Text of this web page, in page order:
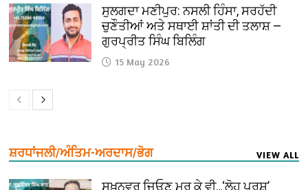
ਸੁਲਗਦਾ ਮਣੀਪੁਰ: ਨਸਲੀ ਹਿੰਸਾ, ਸਰਹੱਦੀ
ਚੁਣੌਤੀਆਂ ਅਤੇ ਸਥਾਈ ਸ਼ਾਂਤੀ ਦੀ ਤਲਾਸ਼ —
ਗੁਰਪ੍ਰੀਤ ਸਿੰਘ ਬਿਲਿੰਗ
15 May 2026
ਸ਼ਰਧਾਂਜਲੀ/ਅੰਤਿਮ-ਅਰਦਾਸ/ਭੋਗ VIEW ALL
ਸੁਖ਼ਨਵਰ ਜਿਓਣ ਮਰ ਕੇ ਵੀ…‘ਲੋਹ ਪੁਰਸ਼’